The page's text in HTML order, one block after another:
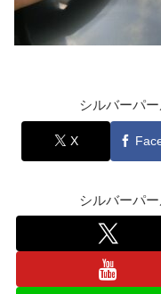
シルバーパ
X
シルバーパ